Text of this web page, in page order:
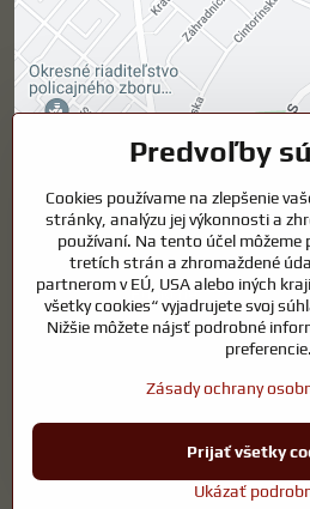
Externý obsah je
blokovaný Voľbami
súkromia
Prajete si načítať externý obsah?
Povoliť tentokrát
Povoliť a zapamätať -
súhlas s druhom cookie:
Funkčné
Otvoriť obsah v novom okne
©2026
Predvoľby súkromiaZásady
Vytvorené pomocou:
Predvoľby
Cookies používame na zlepšenie
stránky, analýzu jej výkonnosti a
používaní. Na tento účel môžeme
tretích strán a zhromaždené
partnerom v EÚ, USA alebo iných
všetky cookies“ vyjadrujete svoj
Nižšie môžete nájsť podrobné
preferencie.
Zásady ochrany
Ukázať
Prijať všetky